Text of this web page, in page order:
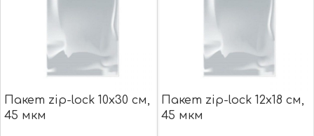
Пакет zip-lock 10х30 см,
45 мкм
Пакет zip-lock 12х18 см,
45 мкм